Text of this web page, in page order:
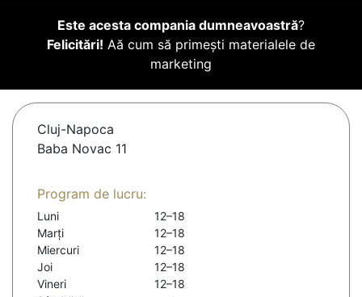
Este acesta compania dumneavoastră?
Felicitări! Aă cum să primești materialele de
marketing
Cluj-Napoca
Baba Novac 11
Program de lucru:
Luni
12–18
Marți
12–18
Miercuri
12–18
Joi
12–18
Vineri
12–18